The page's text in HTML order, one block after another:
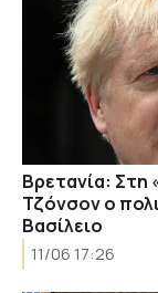
Βρετανία: Στη
Τζόνσον ο
Βασίλειο
11/06 17:26